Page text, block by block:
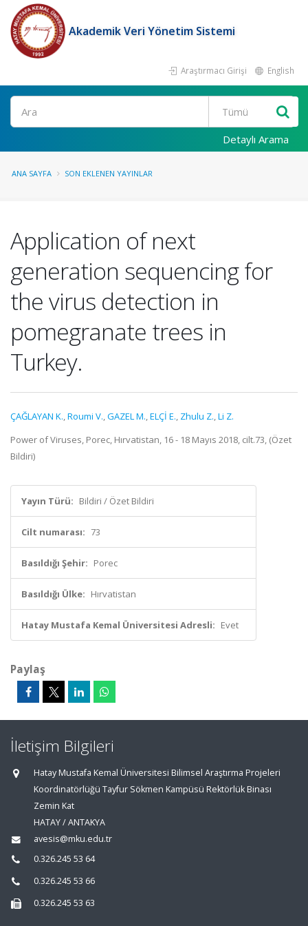
Akademik Veri Yönetim Sistemi
Araştırmacı Girişi English
Ara
Detaylı Arama
ANA SAYFA SON EKLENEN YAYINLAR
Application of next
generation sequencing for
the virus detection in
pomegranate trees in
Turkey.
ÇAĞLAYAN K.,Roumi V.,GAZEL M.,ELÇİ E., Zhulu Z.,Li Z.
Power of Viruses, Porec, Hırvatistan, 16 - 18 Mayıs 2018, cilt.73, (Özet
Bildiri)
Yayın Türü: Bildiri / Özet Bildiri
Cilt numarası: 73
Basıldığı Şehir: Porec
Basıldığı Ülke: Hırvatistan
Hatay Mustafa Kemal Üniversitesi Adresli: Evet
Paylaş
İletişim Bilgileri
Hatay Mustafa Kemal Üniversitesi Bilimsel Araştırma Projeleri
Koordinatörlüğü Tayfur Sökmen Kampüsü Rektörlük Binası
Zemin Kat
HATAY / ANTAKYA
avesis@mku.edu.tr
0.326.245 53 64
0.326.245 53 66
0.326.245 53 63